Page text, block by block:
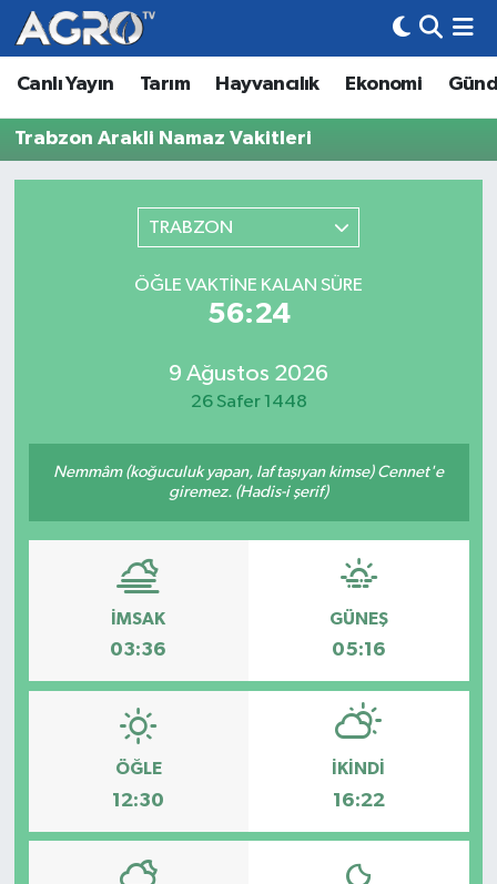
Canlı Yayın Tarım Hayvancılık Ekonomi
Trabzon Arakli Namaz Vakitleri
TRABZON
ÖĞLE VAKTINE KALAN SÜRE
56:24
9 Ağustos 2026
26 Safer 1448
Nemmâm (koğuculuk yapan, laf taşıyan kimse) Cennet'e
giremez. (Hadis-i şerif)
İMSAK
03:36
GÜNEŞ
05:16
ÖĞLE
12:30
İKINDI
16:22
Hava Durumu
Trafik Durumu
Tüm Manşetler
Son Dakika Haberleri